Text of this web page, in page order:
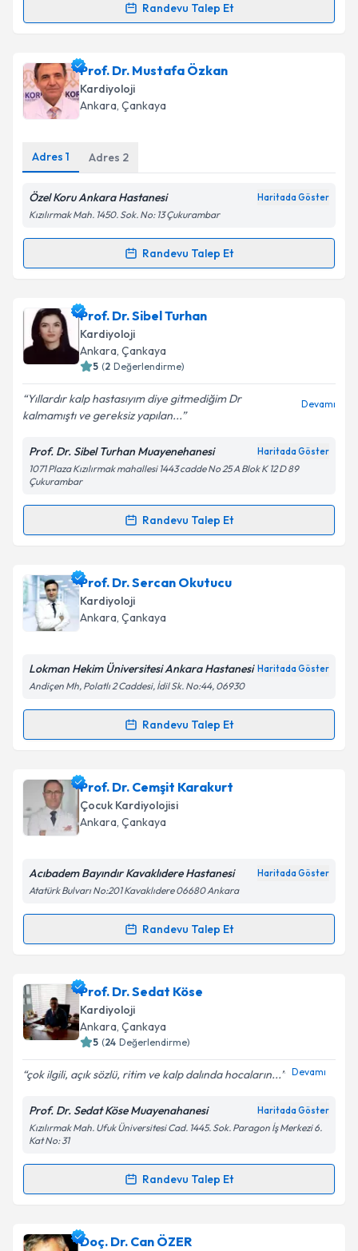
Randevu Talep Et
Randevu Takvimi Talebi
Uzm. Dr. Melike Polatiçin randevu takvimi talebi
oluşturun. Size bu uzmandan randevu almanız için bir
takvim hazırlandığında e-posta ile bilgilendireceğiz.
Kişisel verilerimin işlenmesine ilişkin
kapsamda işlenmesini kabul ediyorum.
Prof. Dr. Mustafa Özkan
Kardiyoloji
Ankara, Çankaya
Adres 1 Adres 2
Özel Koru Ankara Hastanesi Haritada Göster
Kızılırmak Mah. 1450. Sok. No: 13 Çukurambar
Randevu Talep Et
Randevu Takvimi Talebi
Prof. Dr. Mustafa Özkaniçin randevu takvimi talebi
oluşturun. Size bu uzmandan randevu almanız için bir
takvim hazırlandığında e-posta ile bilgilendireceğiz.
Kişisel verilerimin işlenmesine ilişkin
Aydınlatma
Metni'ni okudum ve kişisel verilerimin belirtilen
kapsamda işlenmesini kabul ediyorum.
Takvim Talebini Gönder
Prof. Dr. Sibel Turhan
Kardiyoloji
Ankara, Çankaya
5 (2 Değerlendirme)
Yıllardır kalp hastasıyım diye gitmediğim Dr
kalmamıştı ve gereksiz yapılan...
Devamı
Prof. Dr. Sibel Turhan Muayenehanesi Haritada Göster
1071 Plaza Kızılırmak mahallesi 1443 cadde No 25 A Blok K 12 D 89
Çukurambar
Randevu Talep Et
Randevu Takvimi Talebi
Prof. Dr. Sibel Turhan için randevu takvimi talebi
oluşturun. Size bu uzmandan randevu almanız için bir
takvim hazırlandığında e-posta ile bilgilendireceğiz.
Kişisel verilerimin işlenmesine ilişkin
Metni'ni okudum ve kişisel verilerimin belirtilen
Takvim Talebini Gönder
Prof. Dr. Sercan Okutucu
Kardiyoloji
Ankara, Çankaya
Lokman Hekim Üniversitesi Ankara Hastanesi Haritada Göster
Andiçen Mh, Polatlı 2 Caddesi, İdil Sk. No:44, 06930
Randevu Talep Et
Randevu Takvimi Talebi
Prof. Dr. Sercan Okutucuiçin randevu takvimi talebi
oluşturun. Size bu uzmandan randevu almanız için bir
takvim hazırlandığında e-posta ile bilgilendireceğiz.
Kişisel verilerimin işlenmesine ilişkin
Metni'ni okudum ve kişisel verilerimin belirtilen
Takvim Talebini Gönder
Prof. Dr. Cemşit Karakurt
Çocuk Kardiyolojisi
Ankara, Çankaya
Acıbadem Bayındır Kavaklıdere Hastanesi Haritada Göster
Atatürk Bulvarı No:201 Kavaklıdere 06680 Ankara
Randevu Talep Et
Randevu Takvimi Talebi
Prof. Dr. Cemşit Karakurtiçin randevu takvimi
talebi oluşturun. Size bu uzmandan randevu almanız
için bir takvim hazırlandığında e-posta ile
bilgilendireceğiz.
E-posta Adresiniz
Metni'ni okudum ve kişisel verilerimin belirtilen
kapsamda işlenmesini kabul ediyorum.
Takvim Talebini Gönder
Prof. Dr. Sedat Köse
Kardiyoloji
Ankara, Çankaya
5 (24 Değerlendirme)
çok ilgili, açık sözlü, ritim ve kalp dalında hocaların... Devamı
Prof. Dr. Sedat Köse Muayenahanesi Haritada Göster
Kızılırmak Mah. Ufuk Üniversitesi Cad. 1445. Sok. Paragon İş Merkezi 6.
Kat No: 31
Randevu Talep Et
Randevu Takvimi Talebi
Prof. Dr. Sedat Köseiçin randevu takvimi talebi
Doç. Dr. Can ÖZER